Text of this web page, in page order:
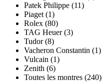
Patek Philippe (11)
Piaget (1)
Rolex (80)
TAG Heuer (3)
Tudor (8)
Vacheron Constantin (1)
Vulcain (1)
Zenith (6)
Toutes les montres (240)